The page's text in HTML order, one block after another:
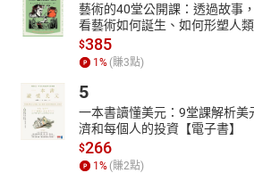
藝術的40堂公開課：透過故事
看藝術如何誕生、如何形塑人類
$385
1 % (賺3點)
5
一本書讀懂美元：9堂課解析美
濟和每個人的投資【電子書】
$266
1 % (賺2點)